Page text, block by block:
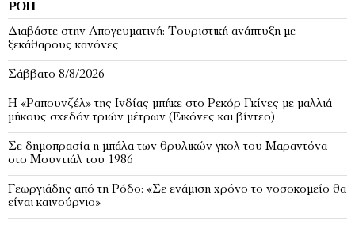
ΡΟΉ
Διαβάστε στην Απογευματινή: Τουριστική ανάπτυξη με
ξεκάθαρους κανόνες
Σάββατο 8/8/2026
Η «Ραπουνζέλ» της Ινδίας μπήκε στο Ρεκόρ Γκίνες με μαλλιά
μήκους σχεδόν τριών μέτρων (Εικόνες και βίντεο)
Σε δημοπρασία η μπάλα των θρυλικών γκολ του Μαραντόνα
στο Μουντιάλ του 1986
Γεωργιάδης από τη Ρόδο: «Σε ενάμιση χρόνο το νοσοκομείο θα
είναι καινούργιο»